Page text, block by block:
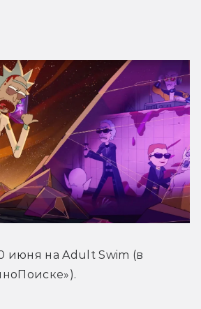
июня на Adult Swim (в